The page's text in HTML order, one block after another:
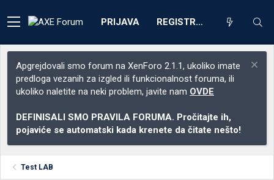
PRIJAVA REGISTRACIJA
Apgrejdovali smo forum na XenForo 2.1.1, ukoliko imate
predloga vezanih za izgled ili funkcionalnost foruma, ili
ukoliko naletite na neki problem, javite nam OVDE
DEFINISALI SMO PRAVILA FORUMA. Pročitajte ih,
pojaviće se automatski kada krenete da čitate nešto!
Test LAB